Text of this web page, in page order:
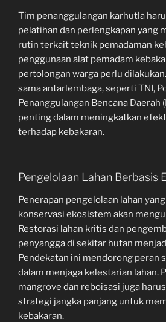
Tim penanggulangan karhutla
pelatihan dan perlengkapan yang
rutin terkait teknik pemadaman
penggunaan alat pemadam
pertolongan warga perlu
sama antarlembaga, seperti TNI,
Penanggulangan Bencana Daerah
penting dalam meningkatkan
terhadap kebakaran.
Pengelolaan Lahan Berbasis
Penerapan pengelolaan lahan
konservasi ekosistem akan
Restorasi lahan kritis dan
penyangga di sekitar hutan
Pendekatan ini mendorong peran
dalam menjaga kelestarian lahan.
mangrove dan reboisasi juga
strategi jangka panjang untuk
kebakaran.